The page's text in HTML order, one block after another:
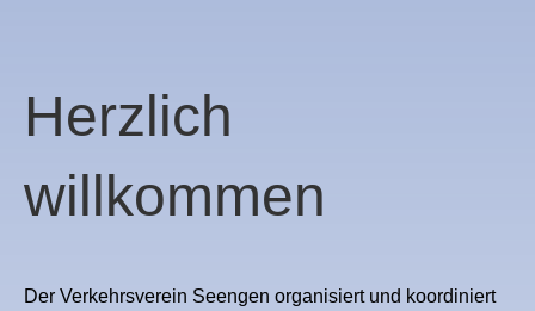
Herzlich
willkommen
Der Verkehrsverein Seengen organisiert und koordiniert